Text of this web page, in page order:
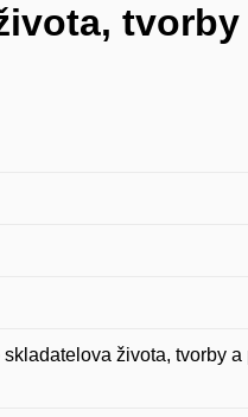
tvorby
života, tvorby